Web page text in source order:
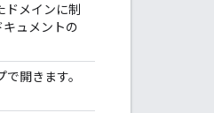
ドメインに制
ュメントの
開きます。